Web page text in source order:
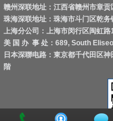
赣州深联地址：江西省赣州市章
珠海深联地址：珠海市斗门区乾
上海分公司：上海市闵行区闽虹
美 国 办 事 处：689, South
日本深聯电路：東京都千代田区
階